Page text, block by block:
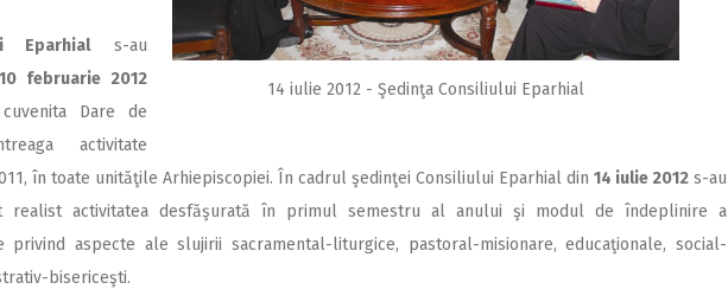
14 iulie 2012 - Şedinţa Consiliului Eparhial
Eparhials-au
10 februarie 2012
Dare de
activitate
în toate unităţile Arhiepiscopiei. În cadrul şedinţei Consiliului Eparhial din 14 iulie 2012 s-au
realist activitatea desfăşurată în primul semestru al anului şi modul de îndeplinire a
privind aspecte ale slujirii sacramental-liturgice, pastoral-misionare, educaţionale, social-
bisericeşti.